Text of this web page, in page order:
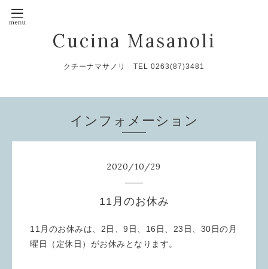
Cucina Masanoli
クチーナマサノリ TEL 0263(87)3481
インフォメーション
2020/10/29
11月のお休み
11月のお休みは、2日、9日、16日、23日、30日の月
曜日（定休日）がお休みとなります。